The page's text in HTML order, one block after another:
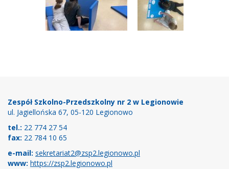
Zespół Szkolno-Przedszkolny nr 2 w Legionowie
ul. Jagiellońska 67, 05-120 Legionowo
tel.: 22 774 27 54
fax: 22 784 10 65
e-mail: sekretariat2@zsp2.legionowo.pl
www: https://zsp2.legionowo.pl